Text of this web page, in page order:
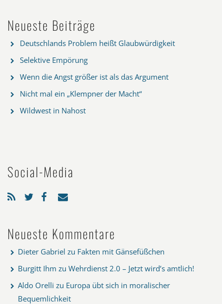
Neueste Beiträge
Deutschlands Problem heißt Glaubwürdigkeit
Selektive Empörung
Wenn die Angst größer ist als das Argument
Nicht mal ein „Klempner der Macht“
Wildwest in Nahost
Social-Media
Neueste Kommentare
Dieter Gabriel zu Fakten mit Gänsefüßchen
Burgitt Ihm zu Wehrdienst 2.0 – Jetzt wird’s amtlich!
Aldo Orelli zu Europa übt sich in moralischer
Bequemlichkeit